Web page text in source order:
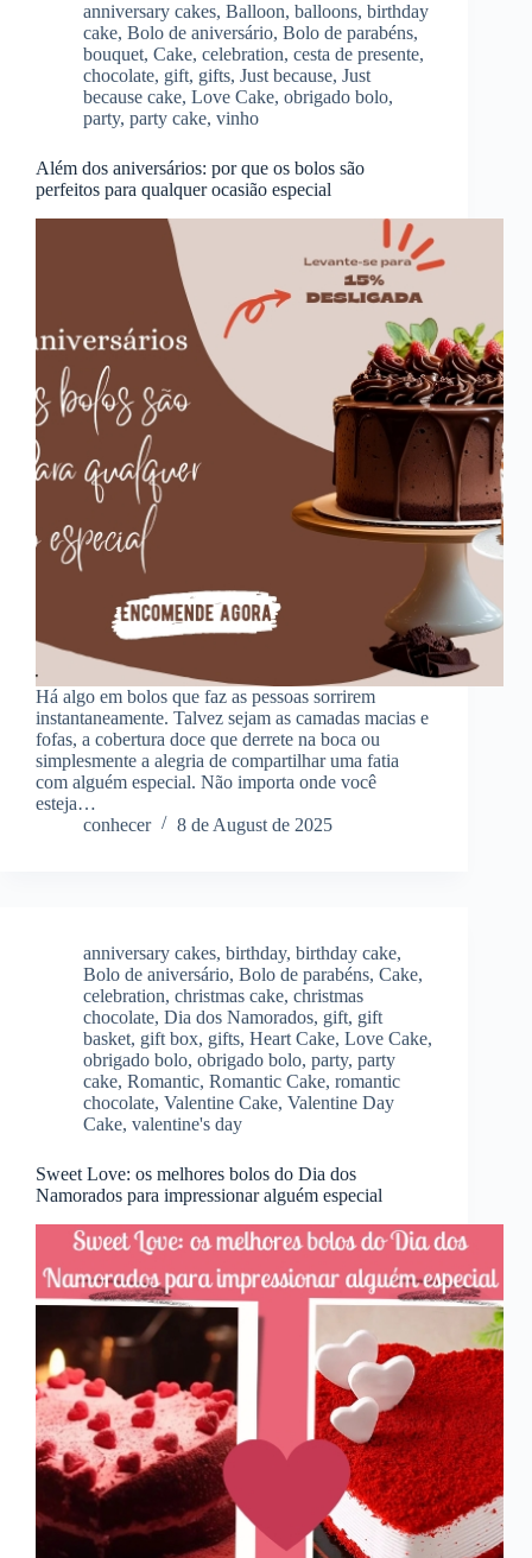
anniversary cakes, Balloon, balloons, birthday
cake, Bolo de aniversário, Bolo de parabéns,
bouquet, Cake, celebration, cesta de presente,
chocolate, gift, gifts, Just because, Just
because cake, Love Cake, obrigado bolo,
party, party cake, vinho
Além dos aniversários: por que os bolos são
perfeitos para qualquer ocasião especial
Há algo em bolos que faz as pessoas sorrirem
instantaneamente. Talvez sejam as camadas macias e
fofas, a cobertura doce que derrete na boca ou
simplesmente a alegria de compartilhar uma fatia
com alguém especial. Não importa onde você
esteja…
conhecer
8 de August de 2025
anniversary cakes, birthday, birthday cake,
Bolo de aniversário, Bolo de parabéns, Cake,
celebration, christmas cake, christmas
chocolate, Dia dos Namorados, gift, gift
basket, gift box, gifts, Heart Cake, Love Cake,
obrigado bolo, obrigado bolo, party, party
cake, Romantic, Romantic Cake, romantic
chocolate, Valentine Cake, Valentine Day
Cake, valentine's day
Sweet Love: os melhores bolos do Dia dos
Namorados para impressionar alguém especial